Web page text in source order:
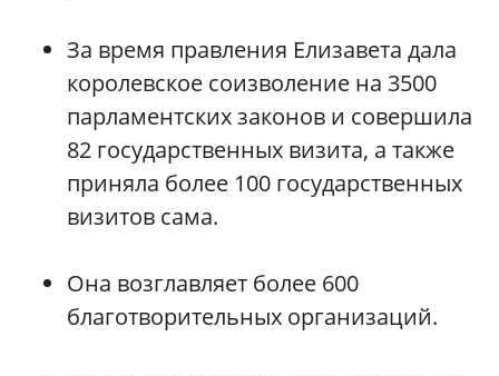
За время правления Елизавета дала
королевское соизволение на 3500
парламентских законов и совершила
82 государственных визита, а также
приняла более 100 государственных
визитов сама.
Она возглавляет более 600
благотворительных организаций.